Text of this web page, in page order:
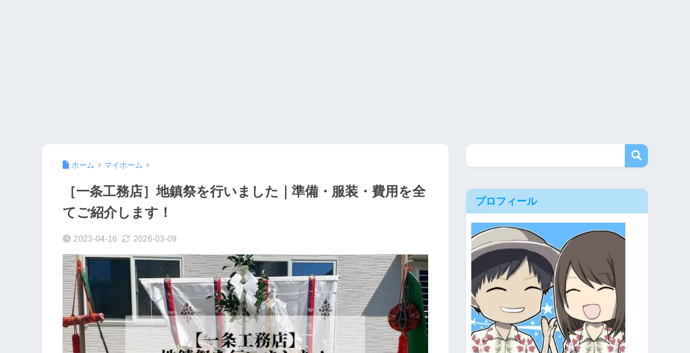
ホーム マイホーム
［一条工務店］地鎮祭を行いました｜準備・服装・費用を全
てご紹介します！
2023-04-16 2026-03-09
プロフィール